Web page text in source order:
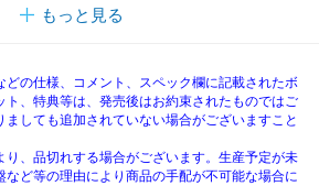
もっと見る
の仕様、コメント、スペック欄に記載されたボ
ト、特典等は、発売後はお約束されたものではご
ましても追加されていない場合がございますこと
、品切れする場合がございます。生産予定が未
など等の理由により商品の手配が不可能な場合に